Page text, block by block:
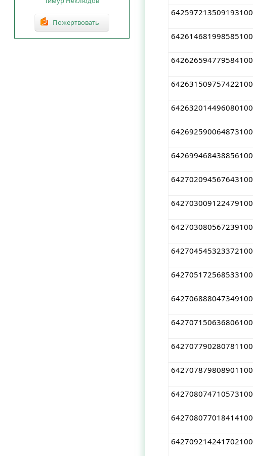
Пожертвовать
642597213509193100
642614681998585100
642626594779584100
642631509757422100
642632014496080100
642692590064873100
642699468438856100
642702094567643100
642703009122479100
642703080567239100
642704545323372100
642705172568533100
642706888047349100
642707150636806100
642707790280781100
642707879808901100
642708074710573100
642708077018414100
642709214241702100